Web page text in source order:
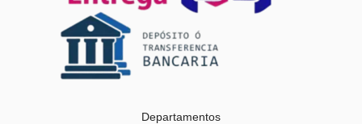
Departamentos